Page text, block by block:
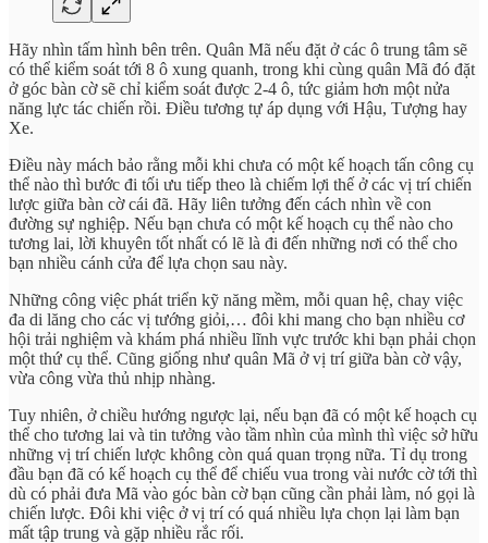
Hãy nhìn tấm hình bên trên. Quân Mã nếu đặt ở các ô trung tâm sẽ
có thể kiểm soát tới 8 ô xung quanh, trong khi cùng quân Mã đó đặt
ở góc bàn cờ sẽ chỉ kiểm soát được 2-4 ô, tức giảm hơn một nửa
năng lực tác chiến rồi. Điều tương tự áp dụng với Hậu, Tượng hay
Xe.
Điều này mách bảo rằng mỗi khi chưa có một kế hoạch tấn công cụ
thể nào thì bước đi tối ưu tiếp theo là chiếm lợi thế ở các vị trí chiến
lược giữa bàn cờ cái đã. Hãy liên tưởng đến cách nhìn về con
đường sự nghiệp. Nếu bạn chưa có một kế hoạch cụ thể nào cho
tương lai, lời khuyên tốt nhất có lẽ là đi đến những nơi có thể cho
bạn nhiều cánh cửa để lựa chọn sau này.
Những công việc phát triển kỹ năng mềm, mỗi quan hệ, chay việc
đa di lăng cho các vị tướng giỏi,… đôi khi mang cho bạn nhiều cơ
hội trải nghiệm và khám phá nhiều lĩnh vực trước khi bạn phải chọn
một thứ cụ thể. Cũng giống như quân Mã ở vị trí giữa bàn cờ vậy,
vừa công vừa thủ nhịp nhàng.
Tuy nhiên, ở chiều hướng ngược lại, nếu bạn đã có một kế hoạch cụ
thể cho tương lai và tin tưởng vào tầm nhìn của mình thì việc sở hữu
những vị trí chiến lược không còn quá quan trọng nữa. Tỉ dụ trong
đầu bạn đã có kế hoạch cụ thể để chiếu vua trong vài nước cờ tới thì
dù có phải đưa Mã vào góc bàn cờ bạn cũng cần phải làm, nó gọi là
chiến lược. Đôi khi việc ở vị trí có quá nhiều lựa chọn lại làm bạn
mất tập trung và gặp nhiều rắc rối.